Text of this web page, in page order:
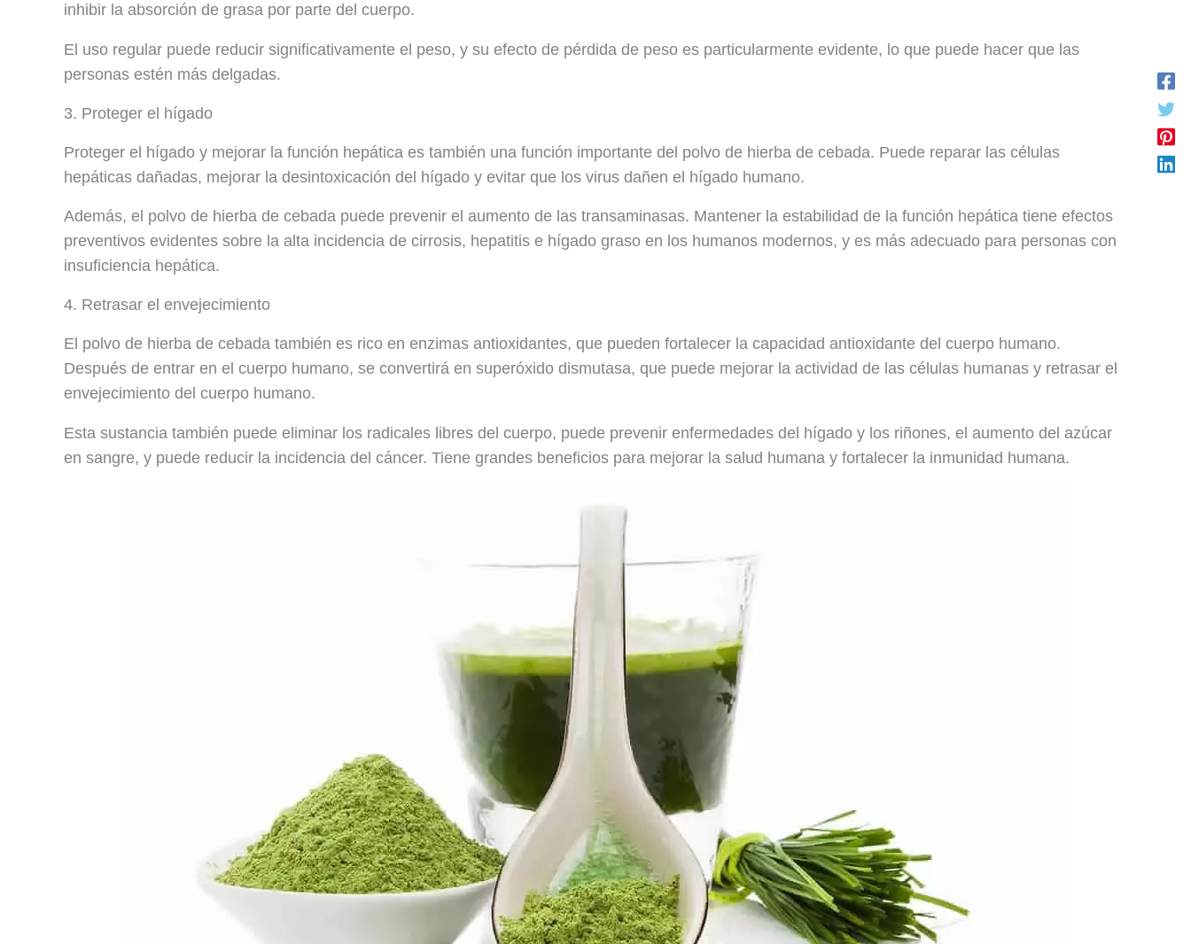
inhibir la absorción de grasa por parte del cuerpo.
El uso regular puede reducir significativamente el peso, y su efecto de pérdida de peso es particularmente evidente, lo que puede hacer que las
personas estén más delgadas.
3. Proteger el hígado
Proteger el hígado y mejorar la función hepática es también una función importante del polvo de hierba de cebada. Puede reparar las células
hepáticas dañadas, mejorar la desintoxicación del hígado y evitar que los virus dañen el hígado humano.
Además, el polvo de hierba de cebada puede prevenir el aumento de las transaminasas. Mantener la estabilidad de la función hepática tiene efectos
preventivos evidentes sobre la alta incidencia de cirrosis, hepatitis e hígado graso en los humanos modernos, y es más adecuado para personas con
insuficiencia hepática.
4. Retrasar el envejecimiento
El polvo de hierba de cebada también es rico en enzimas antioxidantes, que pueden fortalecer la capacidad antioxidante del cuerpo humano.
Después de entrar en el cuerpo humano, se convertirá en superóxido dismutasa, que puede mejorar la actividad de las células humanas y retrasar el
envejecimiento del cuerpo humano.
Esta sustancia también puede eliminar los radicales libres del cuerpo, puede prevenir enfermedades del hígado y los riñones, el aumento del azúcar
en sangre, y puede reducir la incidencia del cáncer. Tiene grandes beneficios para mejorar la salud humana y fortalecer la inmunidad humana.